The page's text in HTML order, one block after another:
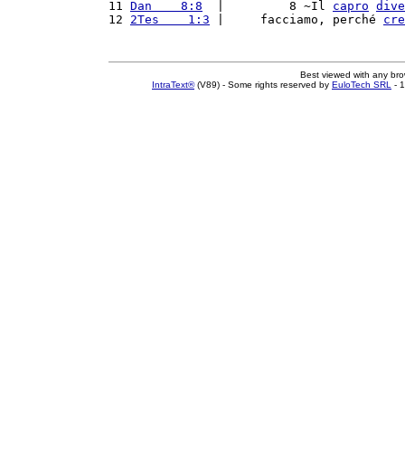
11 Dan    8:8
  |         8 ~Il
capro
12 2Tes    1:3 |     facciamo, perché
Best viewed with any
IntraText®(V89) - Some rights reserved by EuloTech SRL -